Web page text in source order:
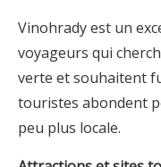
Vinohrady est un
voyageurs qui
verte et souhaitent
touristes abondent
peu plus locale.